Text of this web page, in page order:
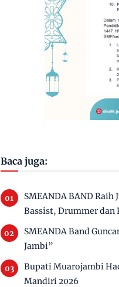
Baca juga:
SMEANDA BAND Raih
Bassist, Drummer dan
SMEANDA Band
Jambi”
Bupati Muarojambi
Mandiri 2026